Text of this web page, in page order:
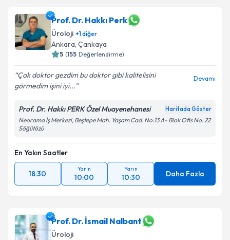
Prof. Dr. Hakkı Perk
Üroloji +1diğer
Ankara, Çankaya
5 (155 Değerlendirme)
Çok doktor gezdim bu doktor gibi kalitelisini
görmedim işini iyi...
Devamı
Prof. Dr. Hakkı PERK Özel Muayenehanesi Haritada Göster
Neorama İş Merkezi, Beştepe Mah. Yaşam Cad. No:13 A- Blok Ofis No: 22
Söğütözü
En Yakın Saatler
18:30
Yarın
10:00
Yarın
10:30 Daha Fazla
Prof. Dr. İsmail Nalbant
Üroloji